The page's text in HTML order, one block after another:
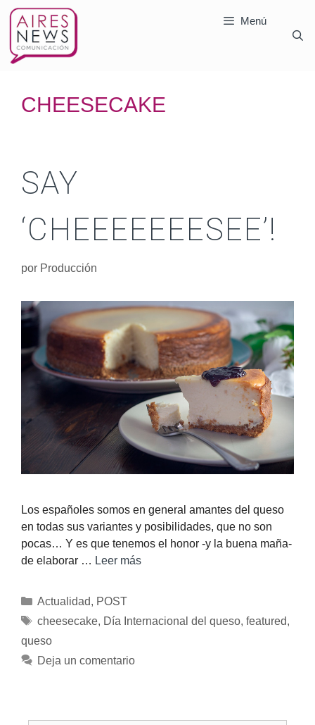
Menú
CHEESECAKE
SAY
‘CHEEEEEEESEE’!
por Producción
Los españoles somos en general amantes del queso
en todas sus variantes y posibilidades, que no son
pocas… Y es que tenemos el honor -y la buena maña-
de elaborar … Leer más
Actualidad, POST
cheesecake, Día Internacional del queso, featured,
queso
Deja un comentario